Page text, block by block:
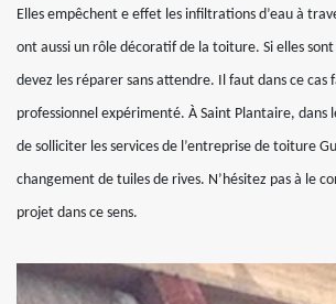
Elles empêchent e effet les infiltrations d’eau à
ont aussi un rôle décoratif de la toiture. Si elles
devez les réparer sans attendre. Il faut dans ce cas
professionnel expérimenté. À Saint Plantaire, dans
de solliciter les services de l’entreprise de toiture
changement de tuiles de rives. N’hésitez pas à le
projet dans ce sens.